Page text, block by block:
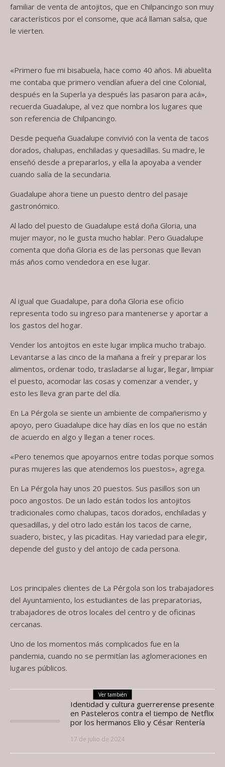
familiar de venta de antojitos, que en Chilpancingo son muy
característicos por el consome, que acá llaman salsa, que
le vierten.
«Primero fue mi bisabuela, hace como 40 años. Mi abuelita
me contaba que primero vendían afuera del cine Colonial,
después en la Superla ya después las pasaron para acá»,
recuerda Guadalupe, al vez que nombra los lugares que
son referencia de Chilpancingo.
Desde pequeña Guadalupe convivió con la venta de tacos
dorados, chalupas, enchiladas y quesadillas. Su madre, le
enseñó desde a prepararlos, y ella la apoyaba a vender
cuando salía de la secundaria.
Guadalupe ahora tiene un puesto dentro del pasaje
gastronómico.
Al lado del puesto de Guadalupe está doña Gloria, una
mujer mayor, no le gusta mucho hablar. Pero Guadalupe
comenta que doña Gloria es de las personas que llevan
más años como vendedora en ese lugar.
Al igual que Guadalupe, para doña Gloria ese oficio
representa todo su ingreso para mantenerse y aportar a
los gastos del hogar.
Vender los antojitos en este lugar implica mucho trabajo.
Levantarse a las cinco de la mañana a freír y preparar los
alimentos, ordenar todo, trasladarse al lugar, llegar, limpiar
el puesto, acomodar las cosas y comenzar a vender, y
esto les lleva gran parte del día.
En La Pérgola se siente un ambiente de compañerismo y
apoyo, pero Guadalupe dice hay días en los que no están
de acuerdo en algo y llegan a tener roces.
«Pero tenemos que apoyarnos entre todas porque somos
puras mujeres las que atendemos los puestos», agrega.
En La Pérgola hay unos 20 puestos. Sus pasillos son un
poco angostos. De un lado están todos los antojitos
tradicionales como chalupas, tacos dorados, enchiladas y
quesadillas, y del otro lado están los tacos de carne,
suadero, bistec, y las picaditas. Hay variedad para elegir,
depende del gusto y del antojo de cada persona.
Los principales clientes de La Pérgola son los trabajadores
del Ayuntamiento, los estudiantes de las preparatorias,
trabajadores de otros locales del centro y de oficinas
cercanas.
Uno de los momentos más complicados fue en la
pandemia, cuando no se permitían las aglomeraciones en
lugares públicos.
Ver también
Identidad y cultura guerrerense presente
en Pasteleros contra el tiempo de Netflix
por los hermanos Elio y César Rentería
17 de julio de 2024